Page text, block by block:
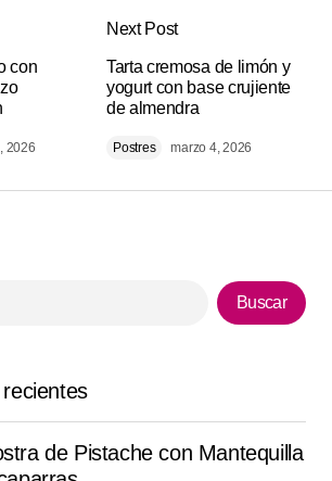
campos obligatorios están
*
con
2026
Next Post
Tarta cremosa de limón y
yogurt con base crujiente
de almendra
Postres marzo 4, 2026
Buscar
de Pistache con Mantequilla